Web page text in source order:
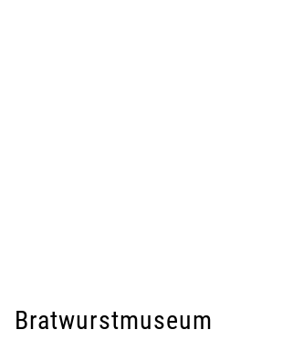
Bratwurstmuseum